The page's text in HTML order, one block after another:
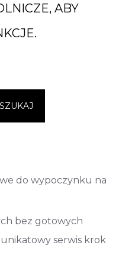
ABY
SZUKAJ
do wypoczynku na
bez gotowych
serwis krok